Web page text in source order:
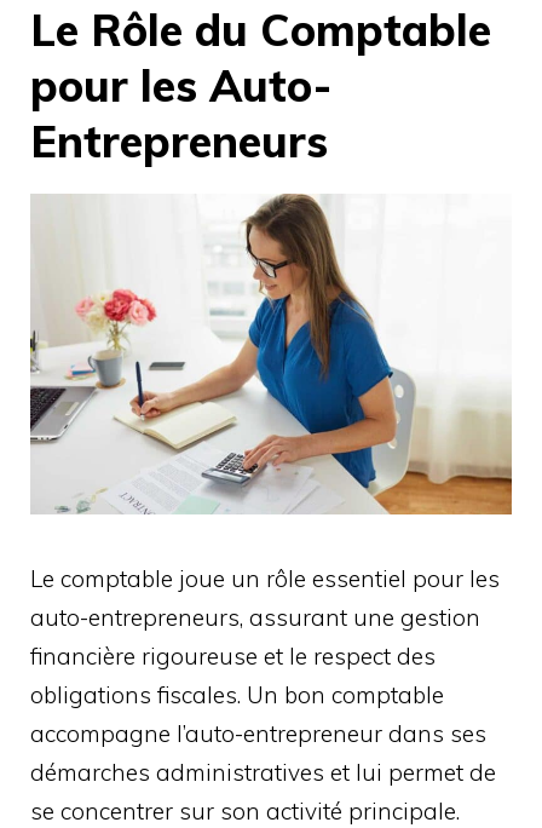
Le Rôle du Comptable
pour les Auto-
Entrepreneurs
Le comptable joue un rôle essentiel pour les
auto-entrepreneurs, assurant une gestion
financière rigoureuse et le respect des
obligations fiscales. Un bon comptable
accompagne l’auto-entrepreneur dans ses
démarches administratives et lui permet de
se concentrer sur son activité principale.